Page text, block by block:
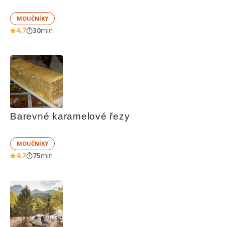
MOUČNÍKY
4,7 30min
Barevné karamelové řezy
MOUČNÍKY
4,7 75min